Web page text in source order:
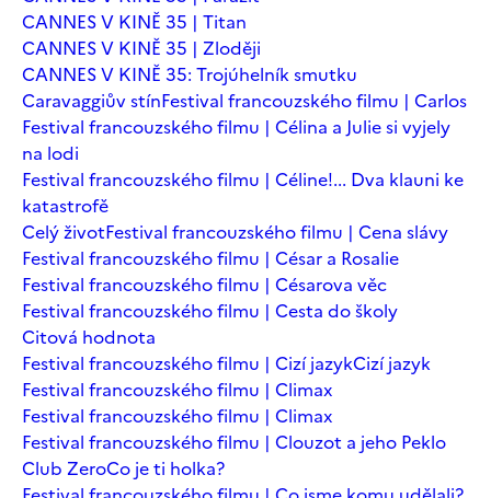
CANNES V KINĚ 35 | Titan
CANNES V KINĚ 35 | Zloději
CANNES V KINĚ 35: Trojúhelník smutku
Caravaggiův stínFestival francouzského filmu | Carlos
Festival francouzského filmu | Célina a Julie si vyjely
na lodi
Festival francouzského filmu | Céline!... Dva klauni ke
katastrofě
Celý životFestival francouzského filmu | Cena slávy
Festival francouzského filmu | César a Rosalie
Festival francouzského filmu | Césarova věc
Festival francouzského filmu | Cesta do školy
Citová hodnota
Festival francouzského filmu | Cizí jazykCizí jazyk
Festival francouzského filmu | Climax
Festival francouzského filmu | Climax
Festival francouzského filmu | Clouzot a jeho Peklo
Club ZeroCo je ti holka?